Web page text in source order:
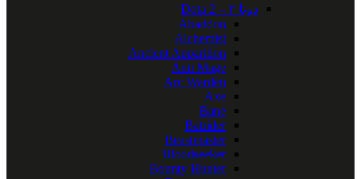
دوتا ۲ – Dota 2
Abaddon
Alchemist
Ancient Apparition
Anti Mage
Arc Warden
Axe
Bane
Batrider
Beastmaster
Bloodseeker
Bounty Hunter